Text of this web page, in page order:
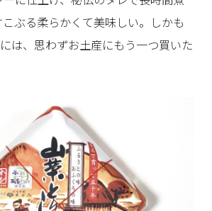
ぶる柔らかくて美味しい。しかも
は、思わずお土産にもう一つ買いた